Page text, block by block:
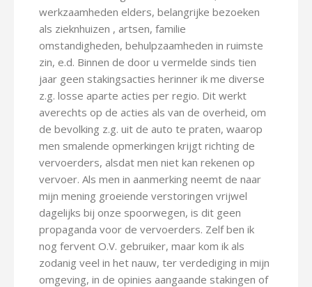
werkzaamheden elders, belangrijke bezoeken
als zieknhuizen , artsen, familie
omstandigheden, behulpzaamheden in ruimste
zin, e.d. Binnen de door u vermelde sinds tien
jaar geen stakingsacties herinner ik me diverse
z.g. losse aparte acties per regio. Dit werkt
averechts op de acties als van de overheid, om
de bevolking z.g. uit de auto te praten, waarop
men smalende opmerkingen krijgt richting de
vervoerders, alsdat men niet kan rekenen op
vervoer. Als men in aanmerking neemt de naar
mijn mening groeiende verstoringen vrijwel
dagelijks bij onze spoorwegen, is dit geen
propaganda voor de vervoerders. Zelf ben ik
nog fervent O.V. gebruiker, maar kom ik als
zodanig veel in het nauw, ter verdediging in mijn
omgeving, in de opinies aangaande stakingen of